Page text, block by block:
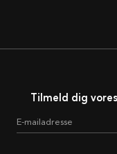
Tilmeld dig
E-mailadresse